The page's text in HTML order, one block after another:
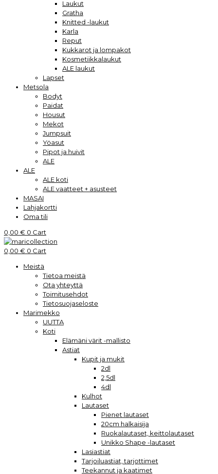
Laukut
Gratha
Knitted -laukut
Karla
Reput
Kukkarot ja lompakot
Kosmetiikkalaukut
ALE laukut
Lapset
Metsola
Bodyt
Paidat
Housut
Mekot
Jumpsuit
Yöasut
Pipot ja huivit
ALE
ALE
ALE koti
ALE vaatteet + asusteet
MASAI
Lahjakortti
Oma tili
0,00 € 0 Cart
0,00 € 0 Cart
Meistä
Tietoa meistä
Ota yhteyttä
Toimitusehdot
Tietosuojaseloste
Marimekko
UUTTA
Koti
Elämäni värit -mallisto
Astiat
Kupit ja mukit
2dl
2,5dl
4dl
Kulhot
Lautaset
Pienet lautaset
20cm halkaisija
Ruokalautaset, keittolautaset
Unikko Shape -lautaset
Lasiastiat
Tarjoiluastiat, tarjottimet
Teekannut ja kaatimet